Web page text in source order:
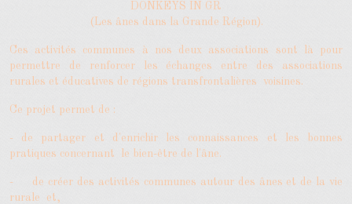
DONKEYS IN GR
(Les ânes dans la Grande Région).
Ces activités communes à nos deux associations sont là pour
permettre de renforcer les échanges entre des associations
rurales et éducatives de régions transfrontalières voisines.
Ce projet permet de :
- de partager et d'enrichir les connaissances et les bonnes
pratiques concernant le bien-être de l'âne.
- de créer des activités communes autour des ânes et de la vie
rurale et,